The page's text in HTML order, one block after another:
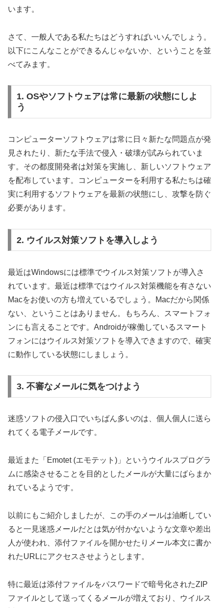
います。
さて、一般人である私たちはどうすればいいんでしょう。
以下にこんなことができるんじゃないか、ということを並
べてみます。
1. OSやソフトウェアは常に最新の状態にしよ
う
コンピューターソフトウェアは常に日々新たな問題点が発
見されたり、新たな手法で侵入・破壊が試みられていま
す。その都度開発者は対策を実施し、新しいソフトウェア
を配布しています。コンピューターを利用する私たちは確
実に利用するソフトウェアを最新の状態にし、攻撃を防ぐ
必要があります。
2. ウイルス対策ソフトを導入しよう
最近はWindowsには標準でウイルス対策ソフトが導入さ
れています。最近は標準ではウイルス対策機能を有さない
Macをお使いの方も増えているでしょう。Macだから関係
ない、ということはありません。もちろん、スマートフォ
ンにも言えることです。Androidが稼働しているスマート
フォンにはウイルス対策ソフトを導入できますので、確実
に動作している状態にしましょう。
3. 不審なメールに気をつけよう
迷惑ソフトの侵入口でいちばん多いのは、個人個人に送ら
れてくる電子メールです。
最近また「Emotet (エモテット)」というウイルスプログラ
ムに感染させることを目的としたメールが大量にばらまか
れているようです。
以前にもご紹介しましたが、この手のメールは油断してい
ると一見迷惑メールだとは気が付かないような文章や差出
人が使われ、添付ファイルを開かせたりメール本文に書か
れたURLにアクセスさせようとします。
特に最近は添付ファイルをパスワードで暗号化されたZIP
ファイルとして送ってくるメールが増えており、ウイルス